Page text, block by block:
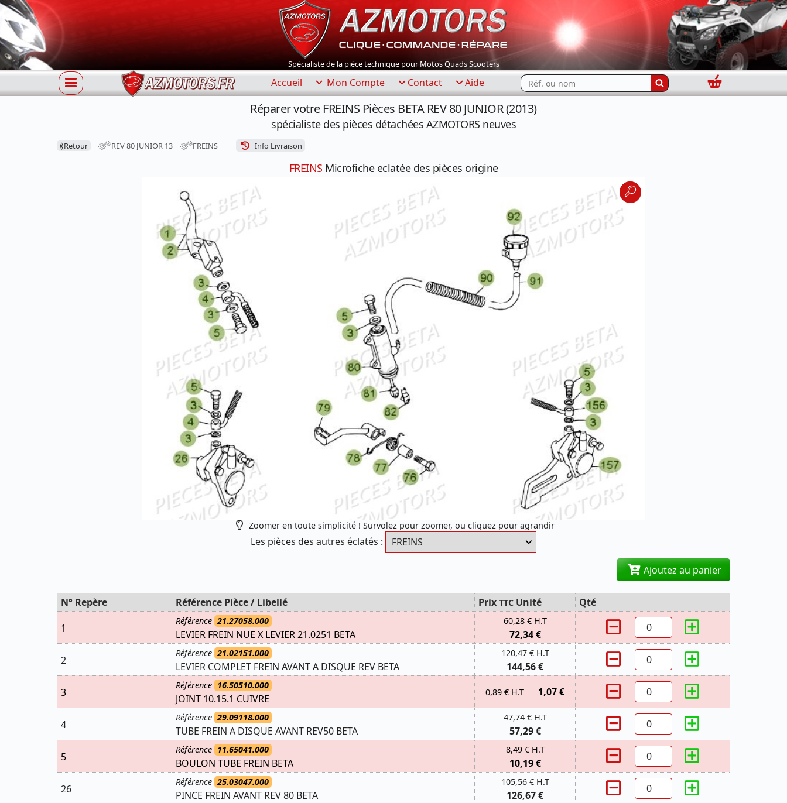
Spécialiste de la pièce technique pour Motos Quads Scooters
Accueil Mon Compte Contact Aide Rechercher...
Panier
Réparer votre FREINS Pièces BETA REV 80 JUNIOR (2013)
spécialiste des pièces détachées AZMOTORS neuves
⟪Retour REV 80 JUNIOR 13 FREINS Info Livraison
FREINS Microfiche eclatée des pièces origine
Zoomer en toute simplicité ! Survolez pour zoomer, ou cliquez pour agrandir
Les pièces des autres éclatés :
Ajoutez au panier
N° Repère Référence Pièce / Libellé Prix TTC Unité
Qté
1
Référence 21.27058.000
LEVIER FREIN NUE X LEVIER 21.0251 BETA
60,28 € H.T
72,34 €
2
Référence 21.02151.000
LEVIER COMPLET FREIN AVANT A DISQUE REV BETA
120,47 € H.T
144,56 €
3
Référence 16.50510.000
JOINT 10.15.1 CUIVRE
0,89 € H.T 1,07 €
4
Référence 29.09118.000
TUBE FREIN A DISQUE AVANT REV50 BETA
47,74 € H.T
57,29 €
5
Référence 11.65041.000
BOULON TUBE FREIN BETA
8,49 € H.T
10,19 €
26
Référence 25.03047.000
PINCE FREIN AVANT REV 80 BETA
105,56 € H.T
126,67 €